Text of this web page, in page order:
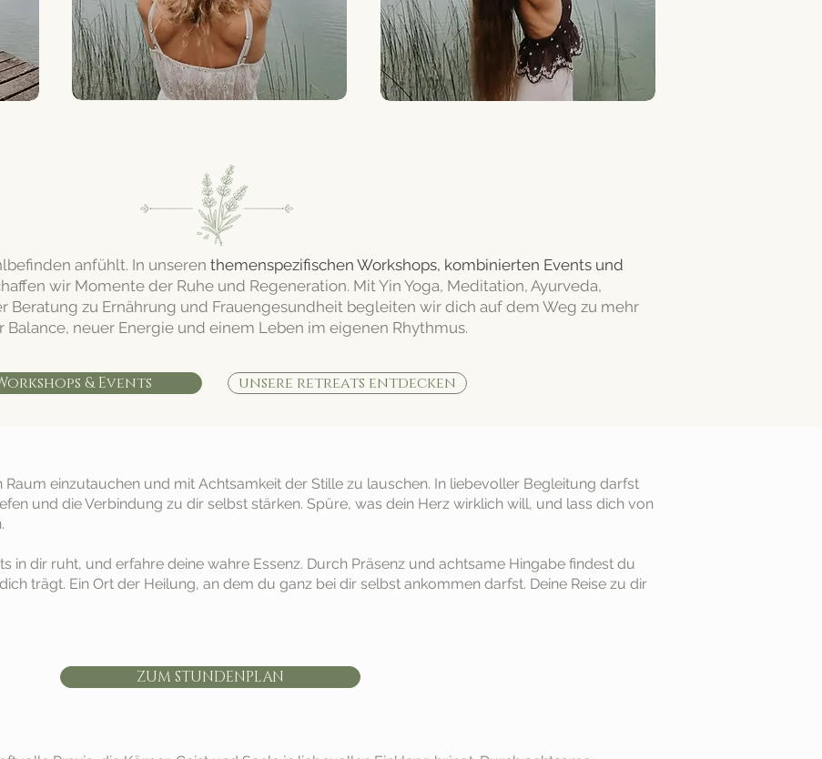
anfühlt. In unseren themenspezifischen Workshops, kombinierten Events und
wir Momente der Ruhe und Regeneration. Mit Yin Yoga, Meditation, Ayurveda,
Beratung zu Ernährung und Frauengesundheit begleiten wir dich auf dem Weg zu mehr
Balance, neuer Energie und einem Leben im eigenen Rhythmus.
& Events unsere retreats entdecken
Raum einzutauchen und mit Achtsamkeit der Stille zu lauschen. In liebevoller Begleitung darfst
und die Verbindung zu dir selbst stärken. Spüre, was dein Herz wirklich will, und lass dich von
in dir ruht, und erfahre deine wahre Essenz. Durch Präsenz und achtsame Hingabe findest du
trägt. Ein Ort der Heilung, an dem du ganz bei dir selbst ankommen darfst. Deine Reise zu dir
ZUM STUNDENPLAN